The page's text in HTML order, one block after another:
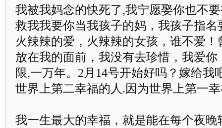
我被我妈念的快死了,我宁愿娶你也不
救我我要你当我孩子的妈，我孩子指
火辣辣的爱，火辣辣的女孩，谁不爱
放在我的面前，我没有去珍惜，我爱
限,一万年。2月14号开始好吗？嫁给我
世界上第二幸福的人.因为世界上第一
我一生最大的幸福，就是能在每个夜